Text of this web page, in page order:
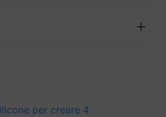
per creare 4